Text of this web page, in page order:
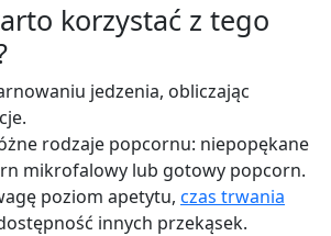
korzystać z tego
jedzenia, obliczając
rodzaje popcornu: niepopękane
mikrofalowy lub gotowy popcorn.
poziom apetytu, czas trwania
innych przekąsek.